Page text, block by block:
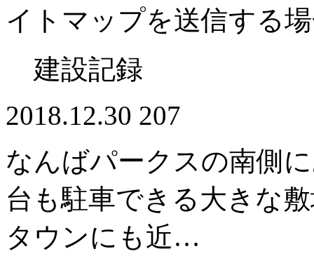
イトマップを送信する
建設記録
2018.12.30 207
なんばパークスの南側
台も駐車できる大きな
タウンにも近…